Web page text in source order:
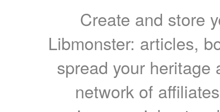
Create and store
Libmonster: articles,
spread your heritage
network of